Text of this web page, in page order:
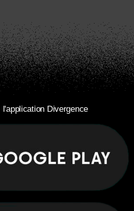
l'application Divergence